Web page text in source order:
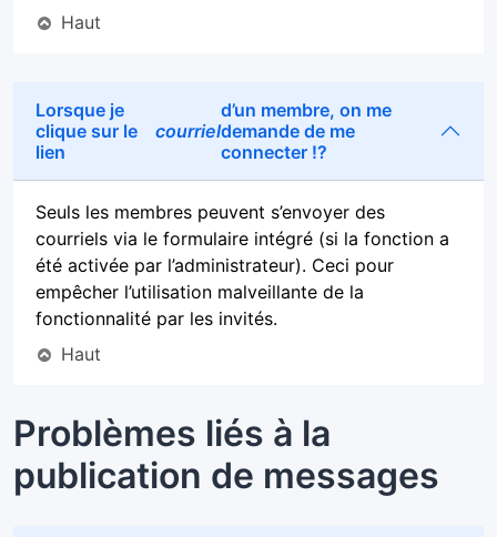
Haut
Lorsque je
clique sur le
lien
courriel
d’un membre, on me
demande de me
connecter !?
Seuls les membres peuvent s’envoyer des
courriels via le formulaire intégré (si la fonction a
été activée par l’administrateur). Ceci pour
empêcher l’utilisation malveillante de la
fonctionnalité par les invités.
Haut
Problèmes liés à la
publication de messages